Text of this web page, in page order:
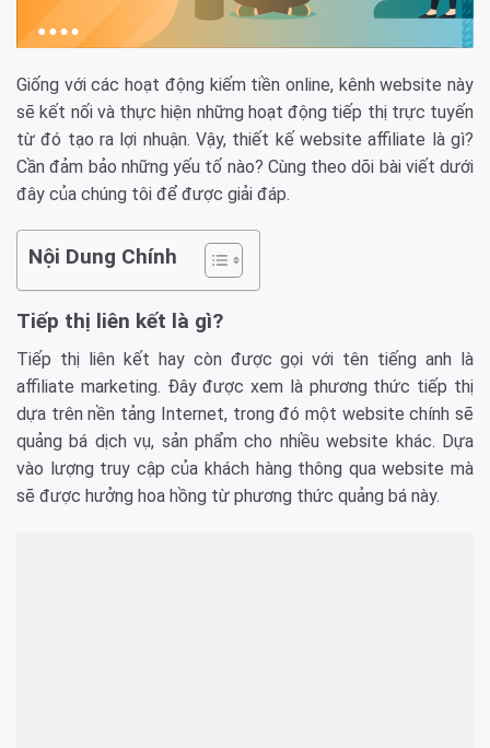
Giống với các hoạt động kiếm tiền online, kênh website này
sẽ kết nối và thực hiện những hoạt động tiếp thị trực tuyến
từ đó tạo ra lợi nhuận. Vậy, thiết kế website affiliate là gì?
Cần đảm bảo những yếu tố nào? Cùng theo dõi bài viết dưới
đây của chúng tôi để được giải đáp.
Nội Dung Chính
Tiếp thị liên kết là gì?
Tiếp thị liên kết hay còn được gọi với tên tiếng anh là
affiliate marketing. Đây được xem là phương thức tiếp thị
dựa trên nền tảng Internet, trong đó một website chính sẽ
quảng bá dịch vụ, sản phẩm cho nhiều website khác. Dựa
vào lượng truy cập của khách hàng thông qua website mà
sẽ được hưởng hoa hồng từ phương thức quảng bá này.